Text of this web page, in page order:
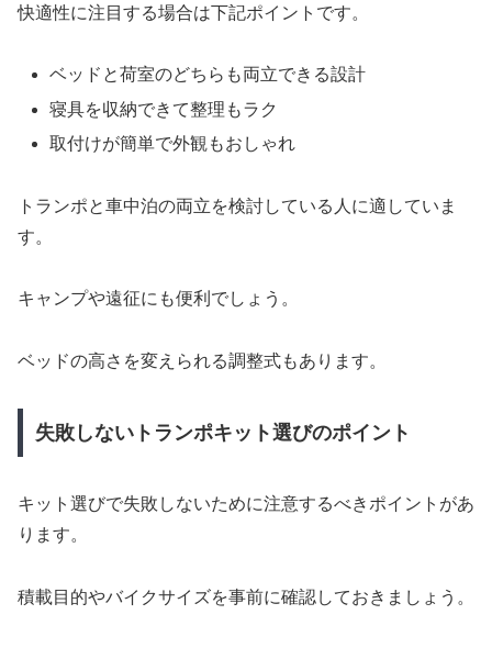
快適性に注目する場合は下記ポイントです。
ベッドと荷室のどちらも両立できる設計
寝具を収納できて整理もラク
取付けが簡単で外観もおしゃれ
トランポと車中泊の両立を検討している人に適していま
す。
キャンプや遠征にも便利でしょう。
ベッドの高さを変えられる調整式もあります。
失敗しないトランポキット選びのポイント
キット選びで失敗しないために注意するべきポイントがあ
ります。
積載目的やバイクサイズを事前に確認しておきましょう。